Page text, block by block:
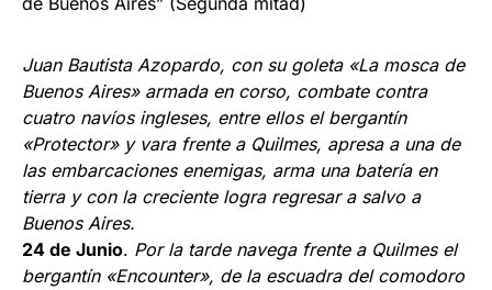
Juan Bautista Azopardo, con su goleta «La mosca de
Buenos Aires» armada en corso, combate contra
cuatro navíos ingleses, entre ellos el bergantín
«Protector» y vara frente a Quilmes, apresa a una de
las embarcaciones enemigas, arma una batería en
tierra y con la crecien­te logra regresar a salvo a
Buenos Aires.
24 de Junio. Por la tarde navega frente a Quilmes el
bergantín «Encounter», de la escuadra del comodoro